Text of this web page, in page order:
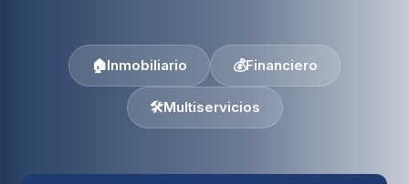
🏠Inmobiliario 💰Financiero
🛠️Multiservicios